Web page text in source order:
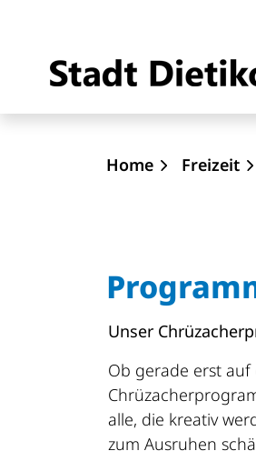
zur Startseite
Direkt zur Hauptnavigation
Direkt zum Inhalt
Direkt zur Suche
Direkt zum
Home Freizeit
Unser
Ob gerade erst
alle, die kreativ
zum Ausruhen